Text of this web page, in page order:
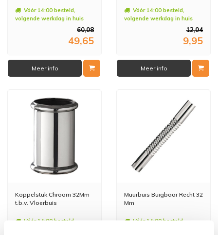
Vóór 14:00 besteld,
volgende werkdag in huis
60,08
49,65
Meer info
Vóór 14:00 besteld,
volgende werkdag in huis
12,04
9,95
Meer info
Koppelstuk Chroom 32Mm
t.b.v. Vloerbuis
Vóór 14:00 besteld,
Muurbuis Buigbaar Recht 32
Mm
Vóór 14:00 besteld,